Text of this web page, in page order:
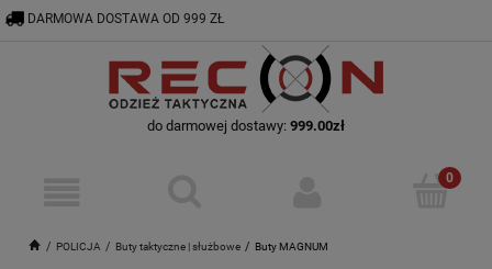
do darmowej dostawy: 999.00zł
POLICJA Buty taktyczne | służbowe Buty MAGNUM
DARMOWA DOSTAWA OD 999 ZŁ
56 644 92 29
RECON@ODZIEZTAKTYCZNA.PL